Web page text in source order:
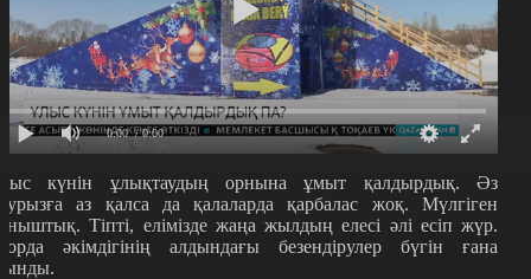
0:00 / 0:00
күнін ұлықтаудың орнына ұмыт қалдырдық. Әз
аз қалса да қалаларда қарбалас жоқ. Мүлгіген
Тіпті, елімізде жаңа жылдың елесі әлі есіп жүр.
әкімдігінің алдындағы безендірулер бүгін ғана